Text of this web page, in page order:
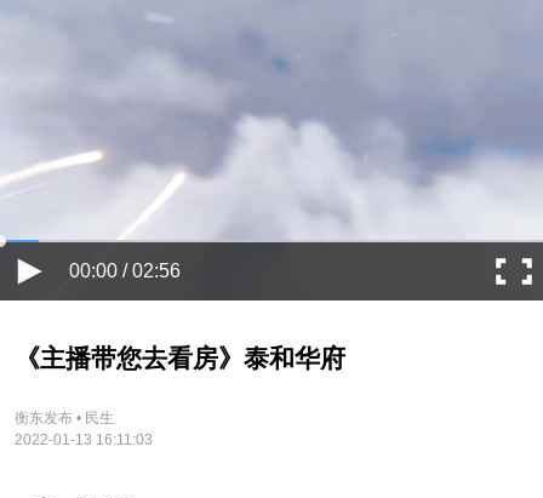
00:00 / 02:56
《主播带您去看房》泰和华府
衡东发布 • 民生
2022-01-13 16:11:03